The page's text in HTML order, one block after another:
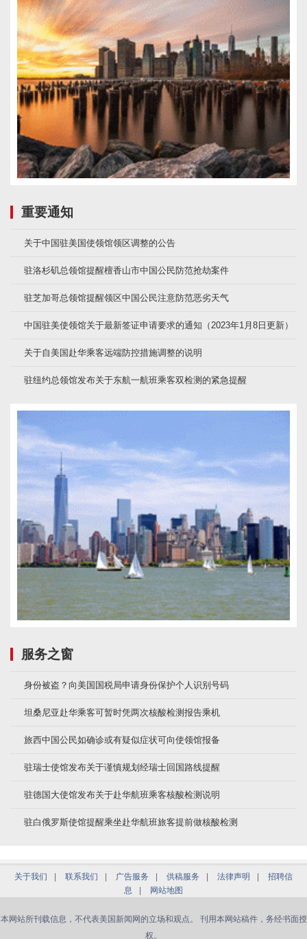
重要通知
关于中国驻美国使领馆领区调整的公告
驻洛杉矶总领馆提醒檀香山市中国公民防范抢劫案件
驻芝加哥总领馆提醒领区中国公民注意防范恶劣天气
中国驻美使领馆关于最新签证申请要求的通知（2023年1月8日更新）
关于自美国赴华乘客远端防控措施调整的说明
驻纽约总领馆发布关于东航一航班乘客双检测的紧急提醒
服务之窗
身份被盗？向美国国税局申请身份保护个人识别号码
坦桑尼亚赴华乘客可暂时凭两次核酸检测报告乘机
旅西中国公民如确诊或有疑似症状可向使领馆报备
驻瑞士使馆发布关于谨慎规划经瑞士回国路线提醒
驻德国大使馆发布关于赴华航班乘客核酸检测说明
驻白俄罗斯使馆提醒乘坐赴华航班旅客提前做核酸检测
关于我们 | 联系我们 | 广告服务 | 供稿服务 | 法律声明 |
招聘信
息
| 网站地图
本网站所刊载信息，不代表美国新闻网的立场和观点。 刊用本网站稿件，务经书面授
权。